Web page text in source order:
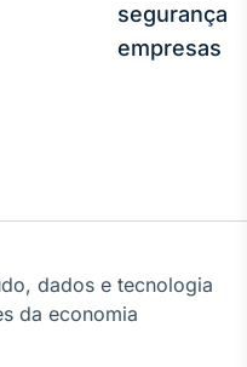
segurança
empresas
dados e tecnologia
da economia